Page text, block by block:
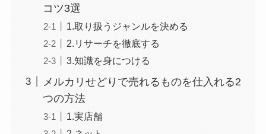
コツ3選
1.取り扱うジャンルを決める
2.リサーチを徹底する
3.知識を身につける
メルカリせどりで売れるものを仕入れる2
つの方法
1.実店舗